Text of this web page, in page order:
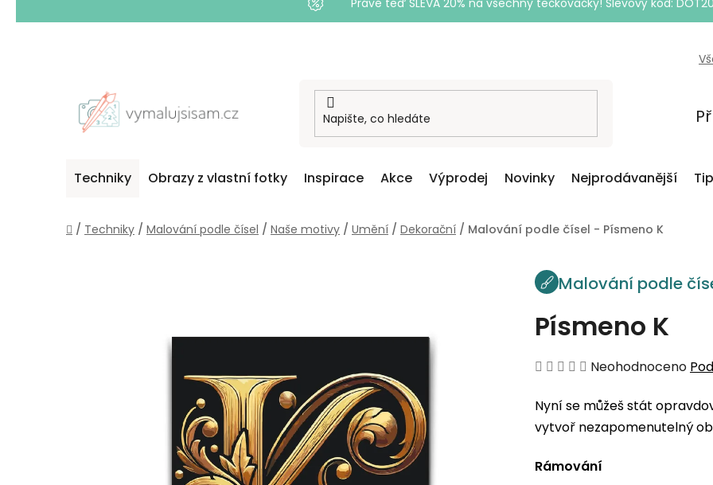
Právě teď SLEVA 20% na všechny tečkovačky! Slevový kód:
Techniky Obrazy z vlastní fotky Inspirace Akce Výprodej Novinky Nejprodávanější
Domů
/ Techniky / Malování podle čísel / Naše motivy / Umění / Dekorační / Malování podle čísel - Písmeno K
Malování podle
Písmeno K
Průměrné
produktu
je
z
Neohodnoceno
Nyní se můžeš stát
vytvoř nezapomenutelný
Rámování